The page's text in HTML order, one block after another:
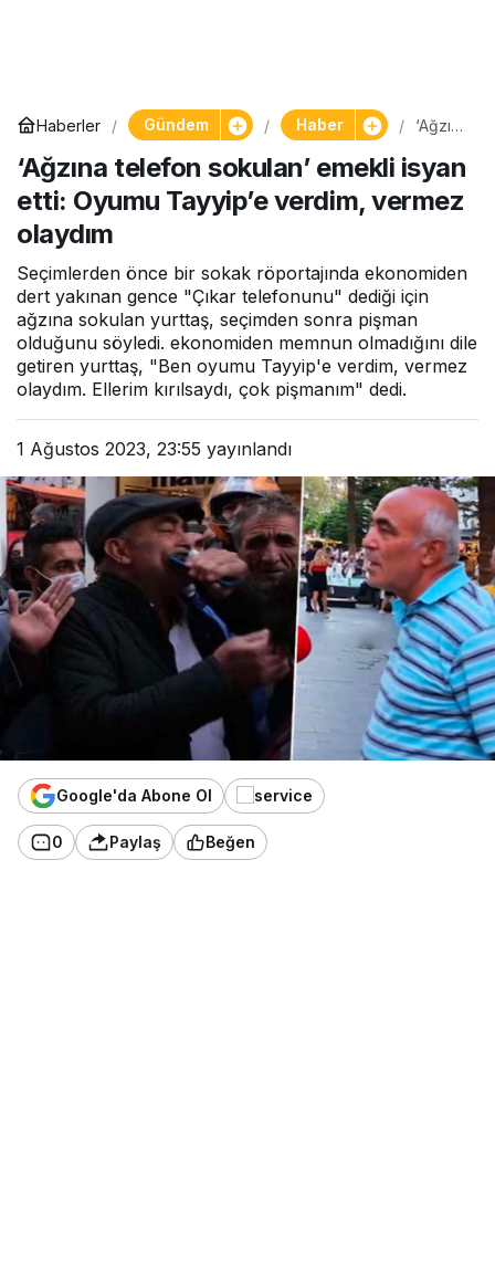
Haberler Gündem Haber
‘Ağzın
telefon
sokula
n’
Oyumu
Tayyip
’e
verdim
,
verme
m
‘Ağzına telefon sokulan’ emekli isyan
etti: Oyumu Tayyip’e verdim, vermez
olaydım
Seçimlerden önce bir sokak röportajında ekonomiden
dert yakınan gence "Çıkar telefonunu" dediği için
ağzına sokulan yurttaş, seçimden sonra pişman
olduğunu söyledi. ekonomiden memnun olmadığını dile
getiren yurttaş, "Ben oyumu Tayyip'e verdim, vermez
olaydım. Ellerim kırılsaydı, çok pişmanım" dedi.
1 Ağustos 2023, 23:55 yayınlandı
Google'da Abone Ol
0 Paylaş Beğen